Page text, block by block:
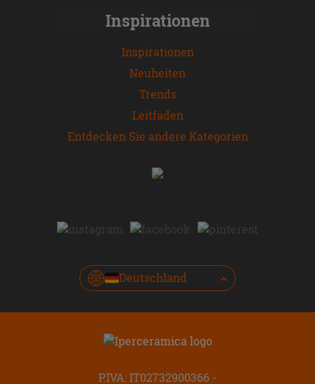
Inspirationen
Inspirationen
Neuheiten
Trends
Leitfaden
Entdecken Sie andere Kategorien
Deutschland
P.IVA: IT02732900366